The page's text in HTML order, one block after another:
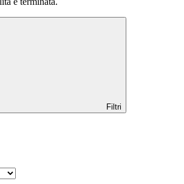
Filtri